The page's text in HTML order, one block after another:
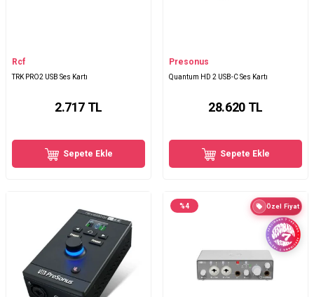
Rcf
TRK PRO2 USB Ses Kartı
2.717 TL
Sepete Ekle
Presonus
Quantum HD 2 USB-C Ses Kartı
28.620TL
Sepete Ekle
%4 Özel Fiyat